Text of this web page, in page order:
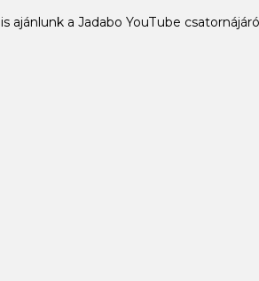
a Jadabo YouTube